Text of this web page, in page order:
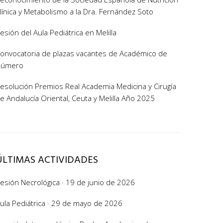
y Metabolismo a la Dra. Fernández Soto
del Aula Pediátrica en Melilla
de plazas vacantes de Académico de
Premios Real Academia Medicina y Cirugía
Andalucía Oriental, Ceuta y Melilla Año 2025
ACTIVIDADES
Necrológica · 19 de junio de 2026
Pediátrica · 29 de mayo de 2026